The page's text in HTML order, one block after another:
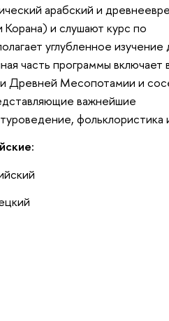
арабский и
Корана) и слушают курс по
углубленное изучение
часть программы включает
Древней Месопотамии и
важнейшие
фольклористика